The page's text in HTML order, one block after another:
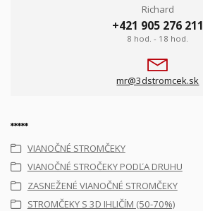
Richard
+421 905 276 211
8 hod. - 18 hod.
mr@3dstromcek.sk
*****
VIANOČNÉ STROMČEKY
VIANOČNÉ STROČEKY PODĽA DRUHU
ZASNEŽENÉ VIANOČNÉ STROMČEKY
STROMČEKY S 3D IHLIČÍM (50-70%)